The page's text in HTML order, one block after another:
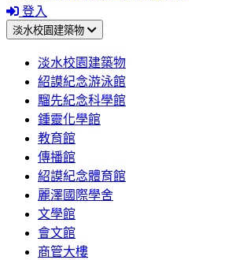
登入
淡水校園建築物
淡水校園建築物
紹謨紀念游泳館
騮先紀念科學館
鍾靈化學館
教育館
傳播館
紹謨紀念體育館
麗澤國際學舍
文學館
會文館
商管大樓